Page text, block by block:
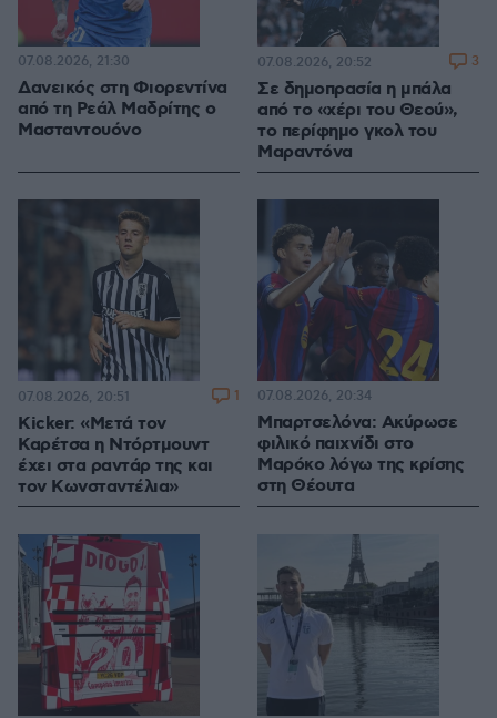
Δανεικός στη Φιορεντίνα
από τη Ρεάλ Μαδρίτης ο
Μασταντουόνο
07.08.2026, 21:30
Σε δημοπρασία η μπάλα
από το «χέρι του Θεού»,
το περίφημο γκολ του
Μαραντόνα
07.08.2026, 20:52 3
Kicker: «Μετά τον
Καρέτσα η Ντόρτμουντ
έχει στα ραντάρ της και
τον Κωνσταντέλια»
07.08.2026, 20:51 1
Μπαρτσελόνα: Ακύρωσε
φιλικό παιχνίδι στο
Μαρόκο λόγω της κρίσης
στη Θέουτα
07.08.2026, 20:34